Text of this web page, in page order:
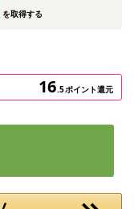
を取得する
16.5ポイント還元